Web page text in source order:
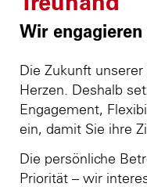
Wir
Die Zukunft
Herzen. Deshalb
Engagement,
ein, damit Sie ihre
Die persönliche
Priorität – wir